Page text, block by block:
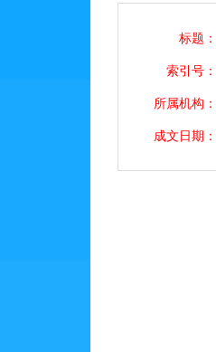
标题：
索引号：
所属机构：
成文日期：